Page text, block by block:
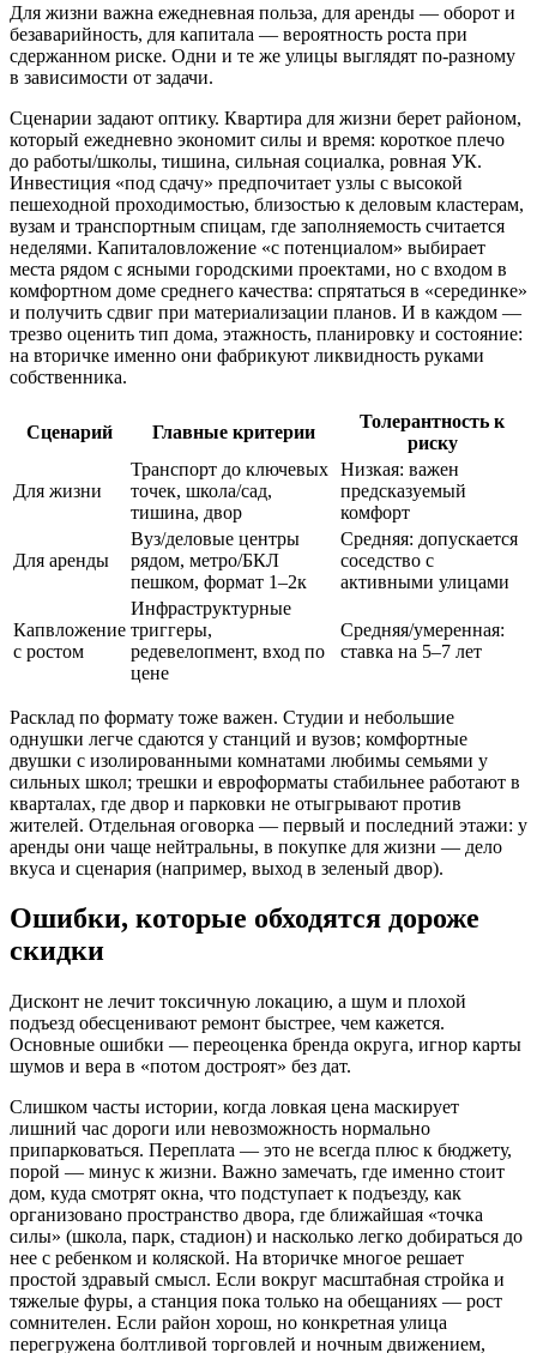
Для жизни важна ежедневная польза, для аренды — оборот и
безаварийность, для капитала — вероятность роста при
сдержанном риске. Одни и те же улицы выглядят по-разному
в зависимости от задачи.
Сценарии задают оптику. Квартира для жизни берет районом,
который ежедневно экономит силы и время: короткое плечо
до работы/школы, тишина, сильная социалка, ровная УК.
Инвестиция «под сдачу» предпочитает узлы с высокой
пешеходной проходимостью, близостью к деловым кластерам,
вузам и транспортным спицам, где заполняемость считается
неделями. Капиталовложение «с потенциалом» выбирает
места рядом с ясными городскими проектами, но с входом в
комфортном доме среднего качества: спрятаться в «серединке»
и получить сдвиг при материализации планов. И в каждом —
трезво оценить тип дома, этажность, планировку и состояние:
на вторичке именно они фабрикуют ликвидность руками
собственника.
Сценарий Главные критерии
Толерантность к
риску
Для жизни
Транспорт до ключевых
точек, школа/сад,
тишина, двор
Низкая: важен
предсказуемый
комфорт
Для аренды
Вуз/деловые центры
рядом, метро/БКЛ
пешком, формат 1–2к
Средняя: допускается
соседство с
активными улицами
Капвложение
с ростом
Инфраструктурные
триггеры,
редевелопмент, вход по
цене
Средняя/умеренная:
ставка на 5–7 лет
Расклад по формату тоже важен. Студии и небольшие
однушки легче сдаются у станций и вузов; комфортные
двушки с изолированными комнатами любимы семьями у
сильных школ; трешки и евроформаты стабильнее работают в
кварталах, где двор и парковки не отыгрывают против
жителей. Отдельная оговорка — первый и последний этажи: у
аренды они чаще нейтральны, в покупке для жизни — дело
вкуса и сценария (например, выход в зеленый двор).
Ошибки, которые обходятся дороже
скидки
Дисконт не лечит токсичную локацию, а шум и плохой
подъезд обесценивают ремонт быстрее, чем кажется.
Основные ошибки — переоценка бренда округа, игнор карты
шумов и вера в «потом достроят» без дат.
Слишком часты истории, когда ловкая цена маскирует
лишний час дороги или невозможность нормально
припарковаться. Переплата — это не всегда плюс к бюджету,
порой — минус к жизни. Важно замечать, где именно стоит
дом, куда смотрят окна, что подступает к подъезду, как
организовано пространство двора, где ближайшая «точка
силы» (школа, парк, стадион) и насколько легко добираться до
нее с ребенком и коляской. На вторичке многое решает
простой здравый смысл. Если вокруг масштабная стройка и
тяжелые фуры, а станция пока только на обещаниях — рост
сомнителен. Если район хорош, но конкретная улица
перегружена болтливой торговлей и ночным движением,